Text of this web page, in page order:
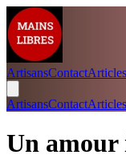
ArtisansContactArticles
ArtisansContactArticles
Un